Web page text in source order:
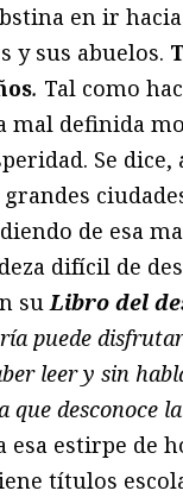
en ir
y sus abuelos.
. Tal como
mal definida
Se
de esa
difícil de
su Libro del
puede
leer y sin
que desconoce
esa estirpe de
títulos